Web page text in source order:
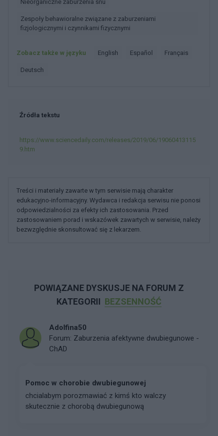
Nieorganiczne zaburzenia snu
Zespoły behawioralne związane z zaburzeniami
fizjologicznymi i czynnikami fizycznymi
Zobacz także w języku english español français
deutsch
Źródła tekstu
https://www.sciencedaily.com/releases/2019/06/19060413115
9.htm
Treści i materiały zawarte w tym serwisie mają charakter
edukacyjno-informacyjny. Wydawca i redakcja serwisu nie ponosi
odpowiedzialności za efekty ich zastosowania. Przed
zastosowaniem porad i wskazówek zawartych w serwisie, należy
bezwzględnie skonsultować się z lekarzem.
POWIĄZANE DYSKUSJE NA FORUM Z
KATEGORII BEZSENNOŚĆ
Adolfina50
Forum: Zaburzenia afektywne dwubiegunowe -
ChAD
Pomoc w chorobie dwubiegunowej
chcialabym porozmawiać z kimś kto walczy
skutecznie z chorobą dwubiegunową